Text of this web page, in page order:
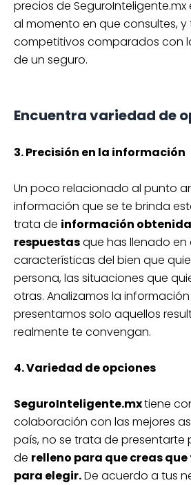
precios de
al momento en que consultes,
competitivos comparados con
de un seguro.
Encuentra variedad de
3. Precisión en la información
Un poco relacionado al punto
información que se te brinda
trata de información
respuestasque has llenado en
características del bien que
persona, las situaciones que
otras. Analizamos la
presentamos solo aquellos
realmente te convengan.
4. Variedad de opciones
SeguroInteligente.mxtiene
colaboración con las mejores
país, no se trata de presentarte
de relleno para que creas
para elegir.De acuerdo a tus